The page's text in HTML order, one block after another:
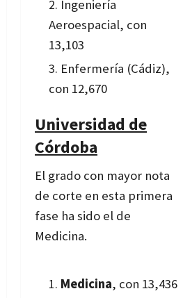
Ingeniería
Aeroespacial, con
13,103
Enfermería (Cádiz),
con 12,670
Universidad de
Córdoba
El grado con mayor nota
de corte en esta primera
fase ha sido el de
Medicina.
Medicina, con 13,436